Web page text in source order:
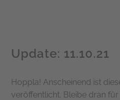
Update: 11.10.21
Hoppla! Anscheinend ist
veröffentlicht. Bleibe dran